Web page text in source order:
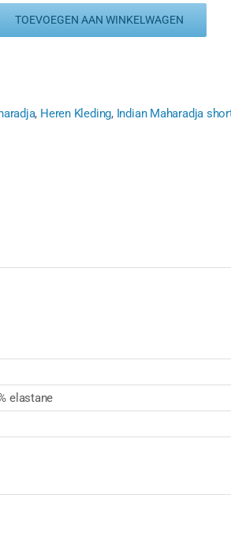
TOEVOEGEN AAN WINKELWAGEN
, Heren Kleding, Indian Maharadja
elastane